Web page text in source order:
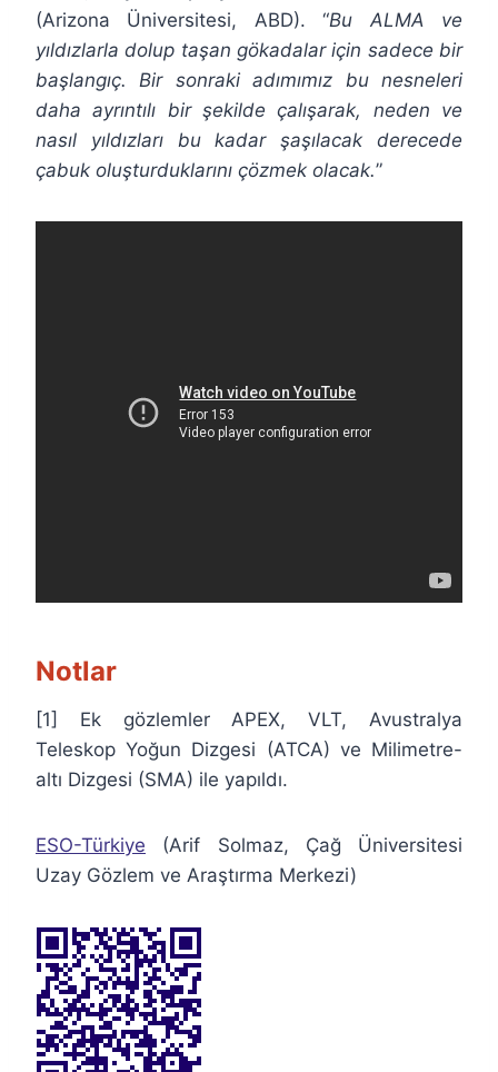
(Arizona Üniversitesi, ABD). “Bu ALMA ve
yıldızlarla dolup taşan gökadalar için sadece bir
başlangıç. Bir sonraki adımımız bu nesneleri
daha ayrıntılı bir şekilde çalışarak, neden ve
nasıl yıldızları bu kadar şaşılacak derecede
çabuk oluşturduklarını çözmek olacak.”
Notlar
[1] Ek gözlemler APEX, VLT, Avustralya
Teleskop Yoğun Dizgesi (ATCA) ve Milimetre-
altı Dizgesi (SMA) ile yapıldı.
ESO-Türkiye (Arif Solmaz, Çağ Üniversitesi
Uzay Gözlem ve Araştırma Merkezi)